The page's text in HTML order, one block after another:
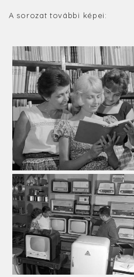
A sorozat további képei: